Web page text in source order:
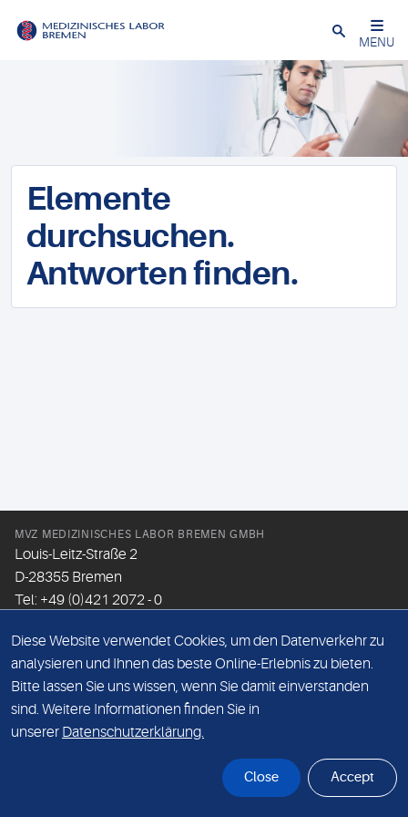
Schließen
MENU
Elemente
durchsuchen.
Antworten finden.
MVZ MEDIZINISCHES LABOR BREMEN GMBH
Louis-Leitz-Straße 2
D-28355 Bremen
Tel: +49 (0)421 2072 - 0
Email:info@mlhb.de
DATENSCHUTZ
IMPRESSUM
Diese Website verwendet Cookies, um den Datenverkehr zu
analysieren und Ihnen das beste Online-Erlebnis zu bieten.
Bitte lassen Sie uns wissen, wenn Sie damit einverstanden
sind. Weitere Informationen finden Sie in
unserer Datenschutzerklärung.
Close Accept